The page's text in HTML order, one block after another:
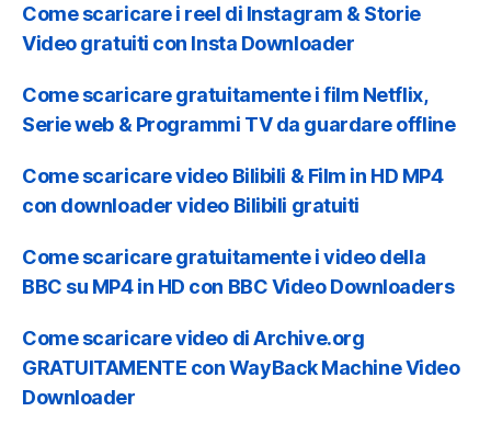
Come scaricare i reel di Instagram & Storie
Video gratuiti con Insta Downloader
Come scaricare gratuitamente i film Netflix,
Serie web & Programmi TV da guardare offline
Come scaricare video Bilibili & Film in HD MP4
con downloader video Bilibili gratuiti
Come scaricare gratuitamente i video della
BBC su MP4 in HD con BBC Video Downloaders
Come scaricare video di Archive.org
GRATUITAMENTE con WayBack Machine Video
Downloader